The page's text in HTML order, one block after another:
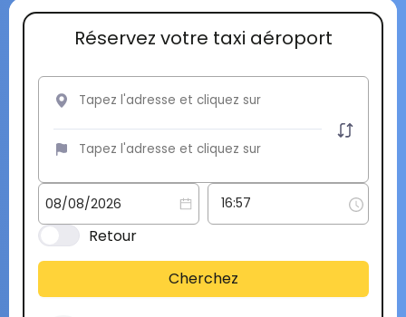
Réservez votre taxi aéroport
Retour
Cherchez